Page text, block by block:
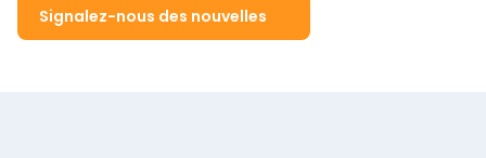
Signalez-nous des nouvelles